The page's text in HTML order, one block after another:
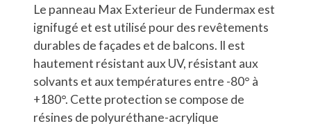
Le panneau Max Exterieur de Fundermax est
ignifugé et est utilisé pour des revêtements
durables de façades et de balcons. Il est
hautement résistant aux UV, résistant aux
solvants et aux températures entre -80° à
+180°. Cette protection se compose de
résines de polyuréthane-acrylique